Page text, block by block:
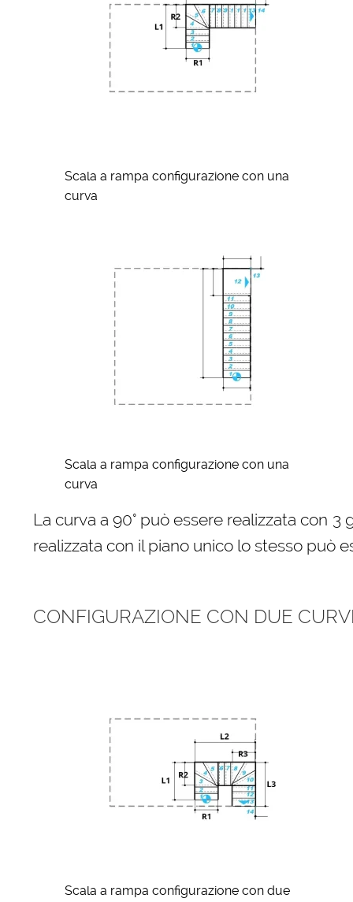
Scala a rampa configurazione con una
curva
Scala a rampa configurazione con una
curva
La curva a 90° può essere realizzata con
realizzata con il piano unico lo stesso può
CONFIGURAZIONE CON DUE
Scala a rampa configurazione con due